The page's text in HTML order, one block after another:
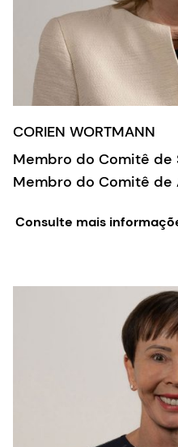
CORIEN WORTMANN
Membro do Comitê
Membro do Comitê de
Consulte mais